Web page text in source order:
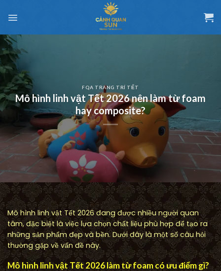
đến
dung
FQA TRANG TRÍ TẾT
Mô hình linh vật Tết 2026 nên làm từ foam
hay composite?
Mô hình linh vật Tết 2026 đang được nhiều người quan
tâm, đặc biệt là việc lựa chọn chất liệu phù hợp để tạo ra
những sản phẩm đẹp và bền. Dưới đây là một số câu hỏi
thường gặp về vấn đề này.
Mô hình linh vật Tết 2026 làm từ foam có ưu điểm gì?